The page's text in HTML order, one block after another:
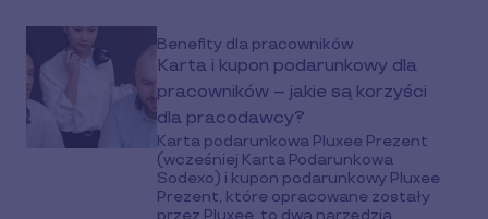
Benefity dla pracowników
Karta i kupon podarunkowy dla
pracowników – jakie są korzyści
dla pracodawcy?
Karta podarunkowa Pluxee Prezent
(wcześniej Karta Podarunkowa
Sodexo) i kupon podarunkowy Pluxee
Prezent, które opracowane zostały
przez Pluxee, to dwa narzędzia...